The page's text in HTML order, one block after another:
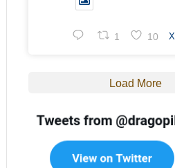
1 10 X
Load More